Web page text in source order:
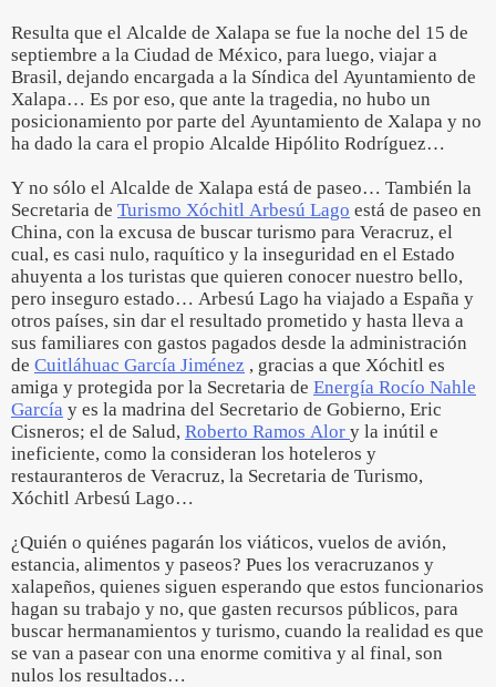
Resulta que el Alcalde de Xalapa se fue la noche del 15 de
septiembre a la Ciudad de México, para luego, viajar a
Brasil, dejando encargada a la Síndica del Ayuntamiento de
Xalapa… Es por eso, que ante la tragedia, no hubo un
posicionamiento por parte del Ayuntamiento de Xalapa y no
ha dado la cara el propio Alcalde Hipólito Rodríguez…
Y no sólo el Alcalde de Xalapa está de paseo… También la
Secretaria de Turismo Xóchitl Arbesú Lago está de paseo en
China, con la excusa de buscar turismo para Veracruz, el
cual, es casi nulo, raquítico y la inseguridad en el Estado
ahuyenta a los turistas que quieren conocer nuestro bello,
pero inseguro estado… Arbesú Lago ha viajado a España y
otros países, sin dar el resultado prometido y hasta lleva a
sus familiares con gastos pagados desde la administración
de Cuitláhuac García Jiménez , gracias a que Xóchitl es
amiga y protegida por la Secretaria de Energía Rocío Nahle
García y es la madrina del Secretario de Gobierno, Eric
Cisneros; el de Salud, Roberto Ramos Alor y la inútil e
ineficiente, como la consideran los hoteleros y
restauranteros de Veracruz, la Secretaria de Turismo,
Xóchitl Arbesú Lago…
¿Quién o quiénes pagarán los viáticos, vuelos de avión,
estancia, alimentos y paseos? Pues los veracruzanos y
xalapeños, quienes siguen esperando que estos funcionarios
hagan su trabajo y no, que gasten recursos públicos, para
buscar hermanamientos y turismo, cuando la realidad es que
se van a pasear con una enorme comitiva y al final, son
nulos los resultados…